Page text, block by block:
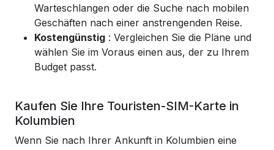
Warteschlangen oder die Suche nach mobilen
Geschäften nach einer anstrengenden Reise.
Kostengünstig : Vergleichen Sie die Pläne und
wählen Sie im Voraus einen aus, der zu Ihrem
Budget passt.
Kaufen Sie Ihre Touristen-SIM-Karte in
Kolumbien
Wenn Sie nach Ihrer Ankunft in Kolumbien eine